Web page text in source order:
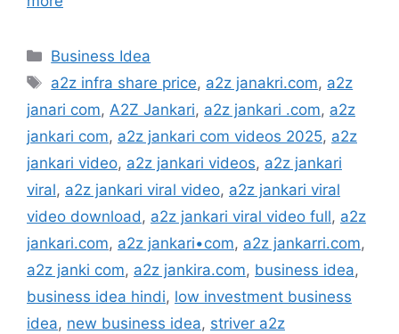
Categories
Business Idea
Tags
a2z infra share price, a2z janakri.com, a2z
janari com, A2Z Jankari, a2z jankari .com, a2z
jankari com, a2z jankari com videos 2025, a2z
jankari video, a2z jankari videos, a2z jankari
viral, a2z jankari viral video, a2z jankari viral
video download, a2z jankari viral video full, a2z
jankari.com, a2z jankari•com, a2z jankarri.com,
a2z janki com, a2z jankira.com, business idea,
business idea hindi, low investment business
idea, new business idea, striver a2z